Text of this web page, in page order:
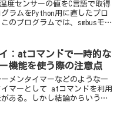
温度センサーの値をC言語で取得
ラムをPython用に直したプロ
のプログラムでは、smbusモジ
：atコマンドで一時的な
機能を使う際の注意点
メンタイマーなどのような一
イマーとして atコマンドを利用
ある。しかし結論からいうと